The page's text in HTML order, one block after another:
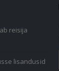
reisija
lisandusid